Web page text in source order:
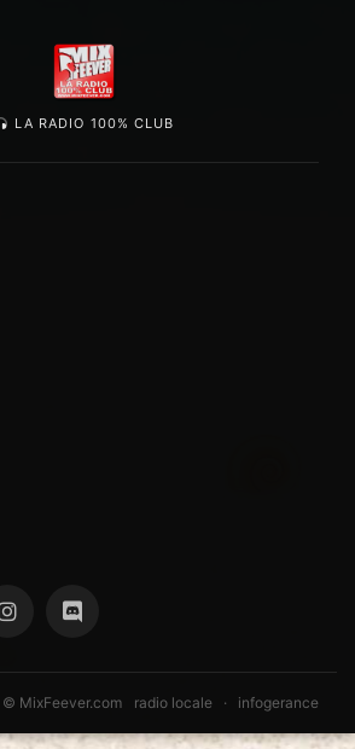
LA RADIO 100% CLUB
MixFeever.com radio locale · infogerance